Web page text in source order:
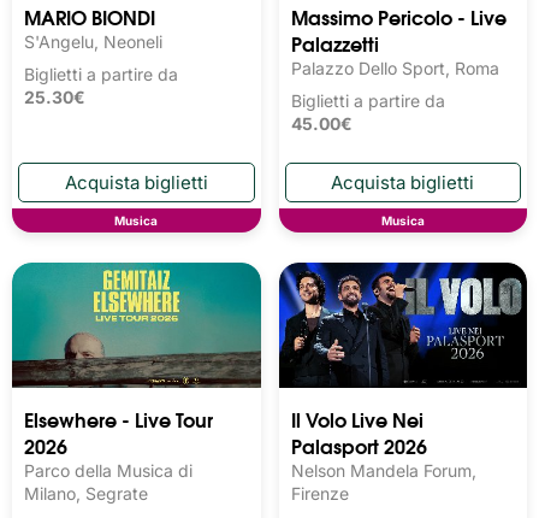
MARIO BIONDI
S'Angelu, Neoneli
Biglietti a partire da
25.30€
Musica
Massimo Pericolo - Live
Palazzetti
Palazzo Dello Sport, Roma
Biglietti a partire da
45.00€
Musica
Elsewhere - Live Tour
2026
Parco della Musica di
Milano, Segrate
Il Volo Live Nei
Palasport 2026
Nelson Mandela Forum,
Firenze